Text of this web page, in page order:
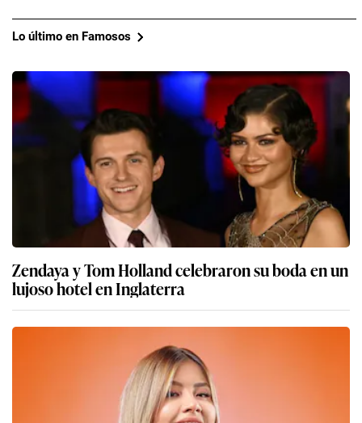
Lo último en Famosos
Zendaya y Tom Holland celebraron su boda en un
lujoso hotel en Inglaterra